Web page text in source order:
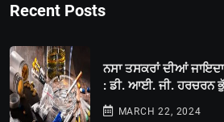
Recent Posts
ਨਸਾ ਤਸਕਰਾਂ ਦੀਆਂ
: ਡੀ. ਆਈ. ਜੀ. ਹਰਚਰਨ
MARCH 22, 2024